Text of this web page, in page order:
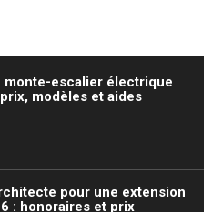
monte-escalier électrique
modèles et aides
pour une extension
: honoraires et prix